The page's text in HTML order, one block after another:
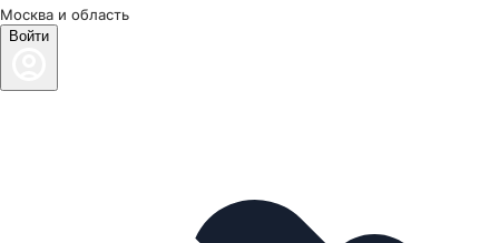
Москва и область
Войти